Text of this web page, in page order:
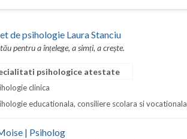
de psihologie Laura Stanciu
pentru a înțelege, a simți, a crește.
psihologice atestate
clinica
educationala, consiliere scolara si vocationala
| Psiholog